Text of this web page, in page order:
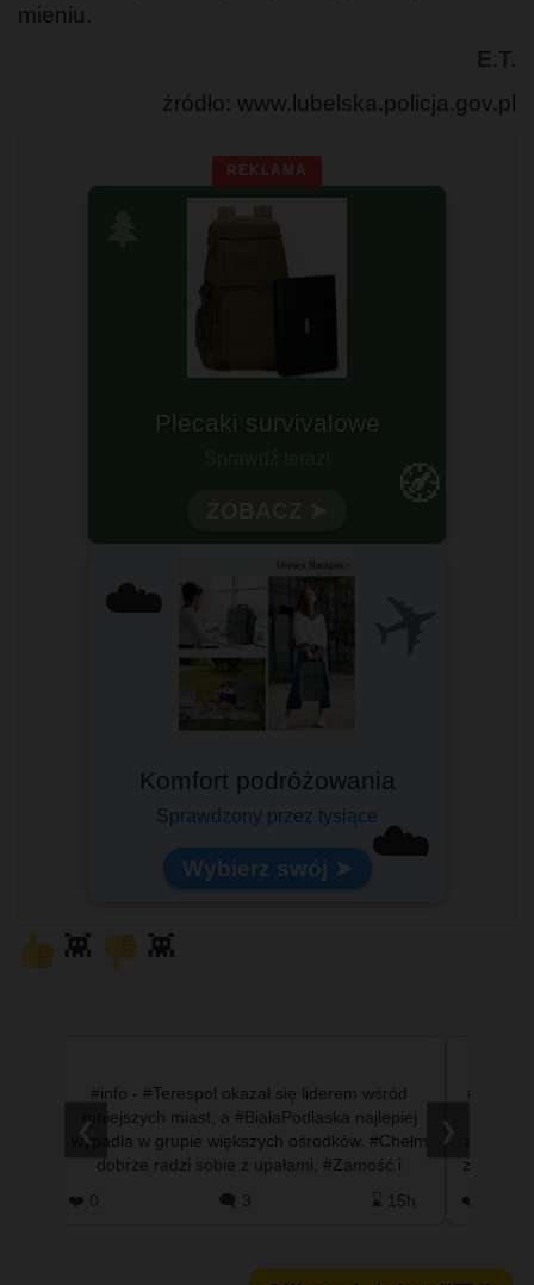
mieniu.
E.T.
źródło: www.lubelska.policja.gov.pl
REKLAMA
🧭
☁️
☁️
Komfort podróżowania
Sprawdzony przez tysiące
Wybierz swój ➤
👾 👾
#info - #Terespol okazał się liderem wśród
mniejszych miast, a #BiałaPodlaska najlepiej
wypadła w grupie większych ośrodków. #Chełm
dobrze radzi sobie z upałami, #Zamość i
❤️ 0 🗨️ 3 ⌛ 15h
#info -
ze
❤️ 9
❮ ❯